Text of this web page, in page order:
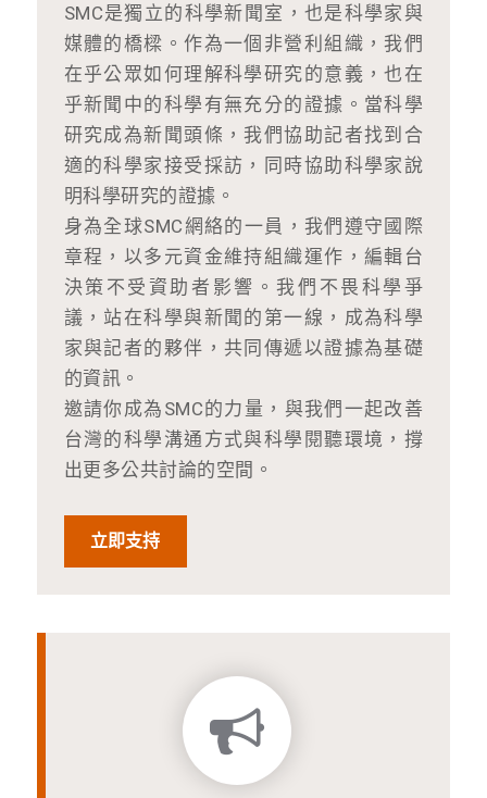
SMC是獨立的科學新聞室，也是科學家與
媒體的橋樑。作為一個非營利組織，我們
在乎公眾如何理解科學研究的意義，也在
乎新聞中的科學有無充分的證據。當科學
研究成為新聞頭條，我們協助記者找到合
適的科學家接受採訪，同時協助科學家說
明科學研究的證據。
身為全球SMC網絡的一員，我們遵守國際
章程，以多元資金維持組織運作，編輯台
決策不受資助者影響。我們不畏科學爭
議，站在科學與新聞的第一線，成為科學
家與記者的夥伴，共同傳遞以證據為基礎
的資訊。
邀請你成為SMC的力量，與我們一起改善
台灣的科學溝通方式與科學閱聽環境，撐
出更多公共討論的空間。
立即支持